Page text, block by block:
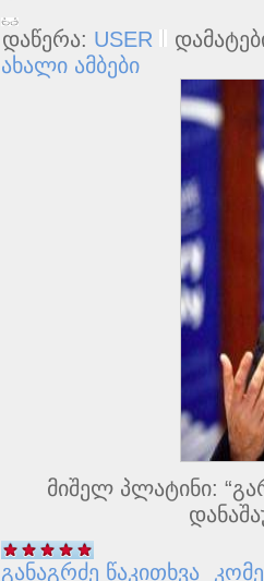
დაწერა: USER
ახალი ამბები
მიშელ პლატინი:
განაგრძე წაკითხვა